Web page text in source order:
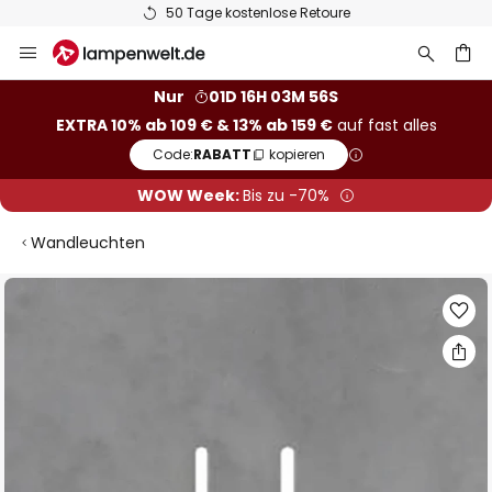
50 Tage kostenlose Retoure
Inhalt
Nur
01D 16H 03M 56S
EXTRA 10% ab 109 € & 13% ab 159 €auf fast alles
Code:RABATT kopieren
WOW Week:Bis zu -70%
Wandleuchten
Zum